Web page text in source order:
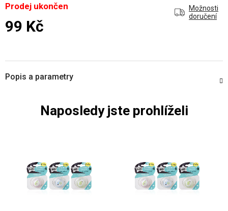
Prodej ukončen
Možnosti
doručení
99 Kč
Popis a parametry
Naposledy jste prohlíželi